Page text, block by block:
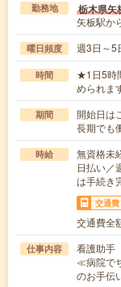
勤務地 栃木県矢
矢板駅か
曜日頻度 週3日～
時間
★1日5時
められま
期間
開始日は
長期でも
時給
無資格
日払い／
は手続き
交通費
交通費全
仕事内容
看護助手
≪病院で
のお手伝